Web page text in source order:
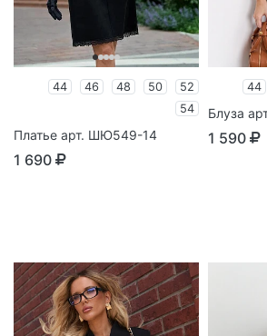
44 46 48 50
52
54
Платье арт. ШЮ549-14
1 690
44
Блуза
1 590